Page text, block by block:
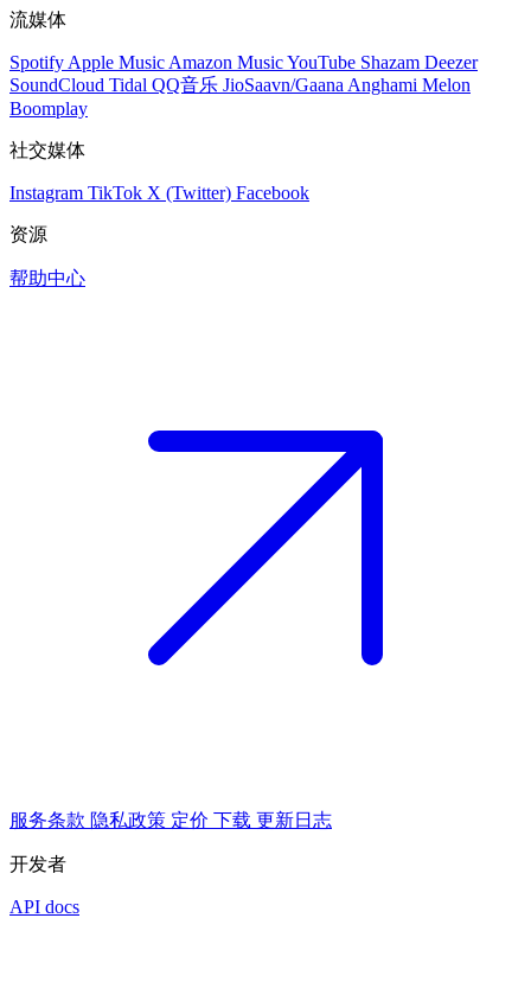
流媒体
Spotify Apple Music Amazon MusicYouTube Shazam Deezer
SoundCloud Tidal QQ音乐 JioSaavn/Gaana Anghami Melon
Boomplay
社交媒体
Instagram TikTok X (Twitter) Facebook
资源
帮助中心
服务条款 隐私政策 定价 下载 更新日志
开发者
API docs